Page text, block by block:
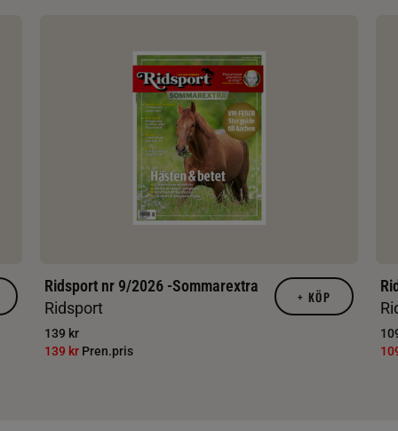
Ridsport nr 9/2026 -Sommarextra
Ridsport
139 kr
139 kr Pren.pris
+ KÖP